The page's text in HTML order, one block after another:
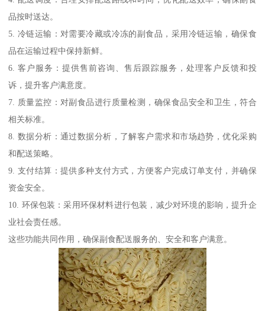
品按时送达。
5. 冷链运输：对需要冷藏或冷冻的副食品，采用冷链运输，确保食
品在运输过程中保持新鲜。
6. 客户服务：提供售前咨询、售后跟踪服务，处理客户反馈和投
诉，提升客户满意度。
7. 质量监控：对副食品进行质量检测，确保食品安全和卫生，符合
相关标准。
8. 数据分析：通过数据分析，了解客户需求和市场趋势，优化采购
和配送策略。
9. 支付结算：提供多种支付方式，方便客户完成订单支付，并确保
资金安全。
10. 环保包装：采用环保材料进行包装，减少对环境的影响，提升企
业社会责任感。
这些功能共同作用，确保副食配送服务的、安全和客户满意。